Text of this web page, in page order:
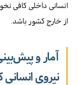
انسانی داخلی کافی
از خارج کشور باشد.
آمار و
نیروی انسانی